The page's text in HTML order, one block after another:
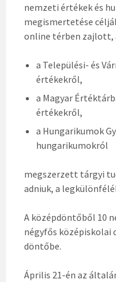
nemzeti értékek és
megismertetése
online térben zajlott,
a Települési- és
értékekről,
a Magyar
értékekről,
a Hungarikumok
hungarikumokról
megszerzett tárgyi
adniuk, a
A középdöntőből 10
négyfős
döntőbe.
Április 21-én az